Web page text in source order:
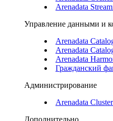
Arenadata
Управление данными и
Arenadata
Arenadata
Arenadata
Гражданский
Администрирование
Arenadata
Дополнительно